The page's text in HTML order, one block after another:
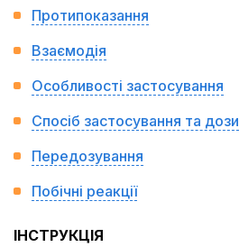
Протипоказання
Взаємодія
Особливості застосування
Спосіб застосування та дози
Передозування
Побічні реакції
ІНСТРУКЦІЯ